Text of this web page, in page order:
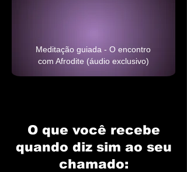
Meditação guiada - O encontro
com Afrodite (áudio exclusivo)
O que você recebe
quando diz sim ao seu
chamado: